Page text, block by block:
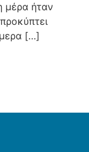
μέρα ήταν
[…]